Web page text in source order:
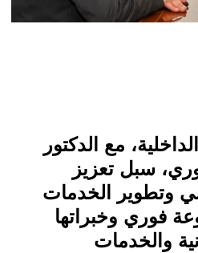
مع الدكتور
سبل تعزيز
وتطوير الخدمات
فوري وخبراتها
والخدمات